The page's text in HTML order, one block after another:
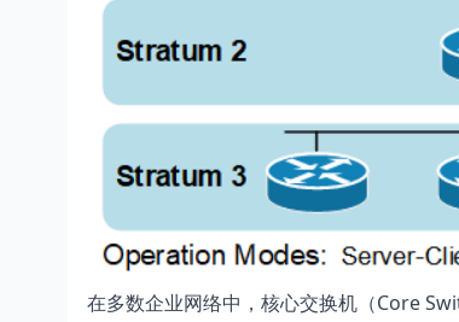
在多数企业网络中，核心交换机（Core